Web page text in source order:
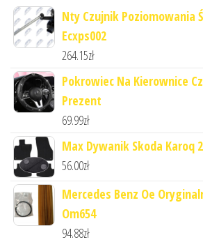
Nty Czujnik Poziomowania
Ecxps002
264.15zł
Pokrowiec Na Kierownice
Prezent
69.99zł
Max Dywanik Skoda Karoq
56.00zł
Mercedes Benz Oe
Om654
94.88zł